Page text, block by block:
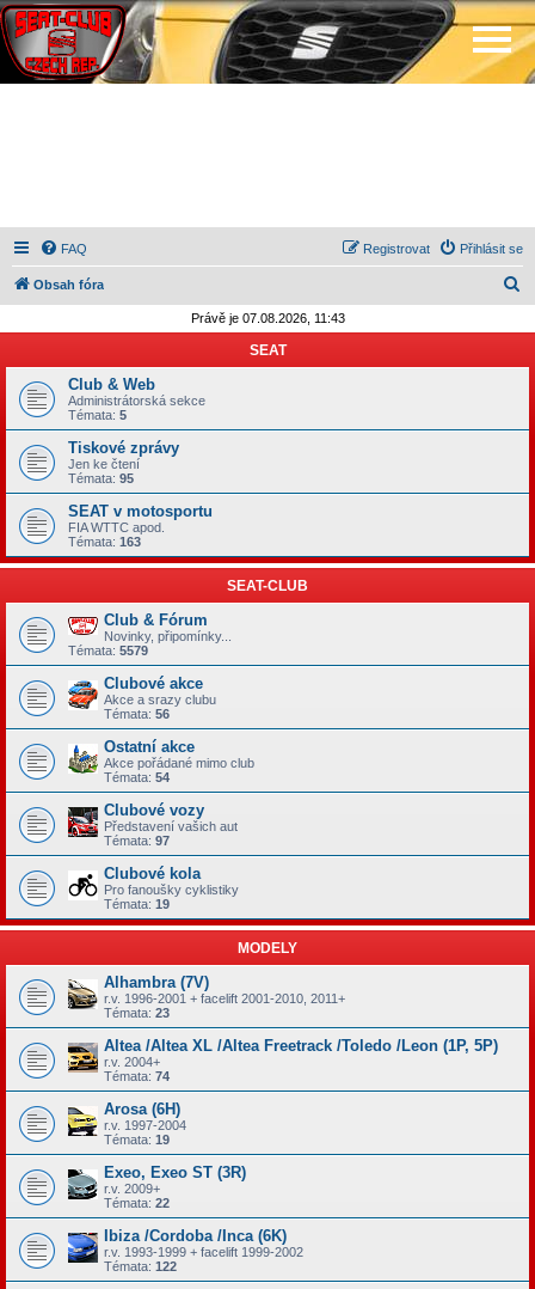
FAQ Přihlásit se
Registrovat
Obsah fóra
d
t
Právě je 07.08.2026, 11:43
SEAT
Club & Web
Administrátorská sekce
Témata: 5
Tiskové zprávy
Jen ke čtení
Témata: 95
SEAT v motosportu
FIA WTTC apod.
Témata: 163
SEAT-CLUB
Club & Fórum
Novinky, připomínky...
Témata: 5579
Clubové akce
Akce a srazy clubu
Témata: 56
Ostatní akce
Akce pořádané mimo club
Témata: 54
Clubové vozy
Představení vašich aut
Témata: 97
Clubové kola
Pro fanoušky cyklistiky
Témata: 19
MODELY
Alhambra (7V)
r.v. 1996-2001 + facelift 2001-2010, 2011+
Témata: 23
Altea /Altea XL /Altea Freetrack /Toledo /Leon (1P, 5P)
r.v. 2004+
Témata: 74
Arosa (6H)
r.v. 1997-2004
Témata: 19
Exeo, Exeo ST (3R)
r.v. 2009+
Témata: 22
Ibiza /Cordoba /Inca (6K)
r.v. 1993-1999 + facelift 1999-2002
Témata: 122